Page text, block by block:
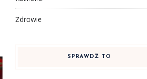
Zdrowie
SPRAWDŹ TO